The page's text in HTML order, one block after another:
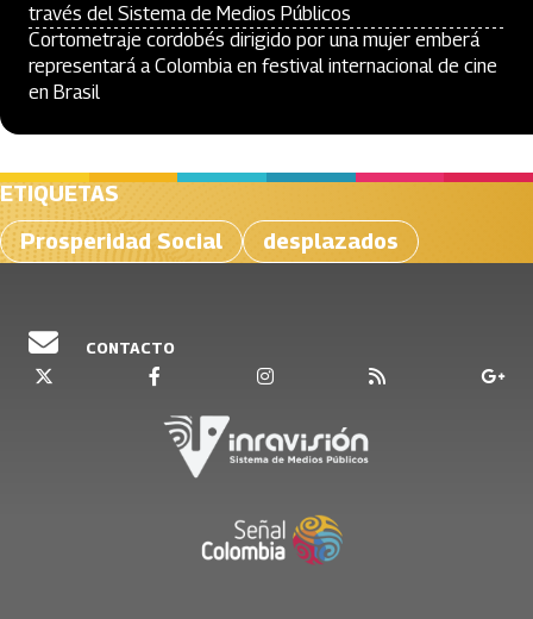
través del Sistema de Medios Públicos
Cortometraje cordobés dirigido por una mujer emberá
representará a Colombia en festival internacional de cine
en Brasil
ETIQUETAS
Prosperidad Social
desplazados
CONTACTO